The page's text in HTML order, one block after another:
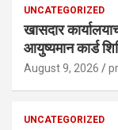
UNCATEGORIZED
खासदार
आयुष्यमान कार्ड
August 9, 2026
UNCATEGORIZED